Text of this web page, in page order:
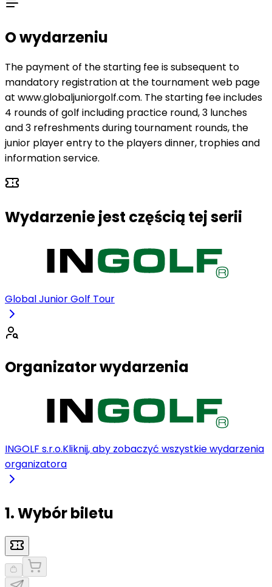
O wydarzeniu
The payment of the starting fee is subsequent to
mandatory registration at the tournament web page
at www.globaljuniorgolf.com. The starting fee includes
4 rounds of golf including practice round, 3 lunches
and 3 refreshments during tournament rounds, the
junior player entry to the players dinner, trophies and
information service.
Wydarzenie jest częścią tej serii
Global Junior Golf Tour
Organizator wydarzenia
INGOLF s.r.o.Kliknij, aby zobaczyć wszystkie wydarzenia
organizatora
1. Wybór biletu